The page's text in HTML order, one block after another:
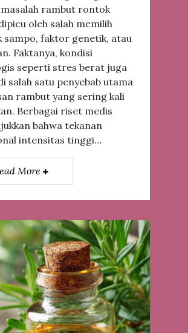
rambut rontok
oleh salah memilih
sampo, faktor genetik, atau
Faktanya, kondisi
seperti stres berat juga
salah satu penyebab utama
rambut yang sering kali
Berbagai riset medis
bahwa tekanan
intensitas tinggi…
More